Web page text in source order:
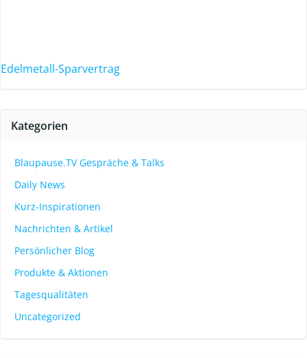
Edelmetall-Sparvertrag
Kategorien
Blaupause.TV Gespräche & Talks
Daily News
Kurz-Inspirationen
Nachrichten & Artikel
Persönlicher Blog
Produkte & Aktionen
Tagesqualitäten
Uncategorized